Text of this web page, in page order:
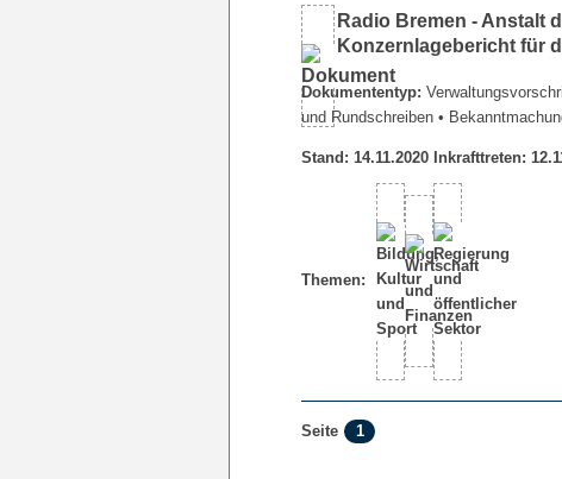
Radio Bremen - Anstalt
Konzernlagebericht für
Dokumententyp:
und Rundschreiben •
Stand: 14.11.2020 Inkrafttreten:
Themen:
Seite 1